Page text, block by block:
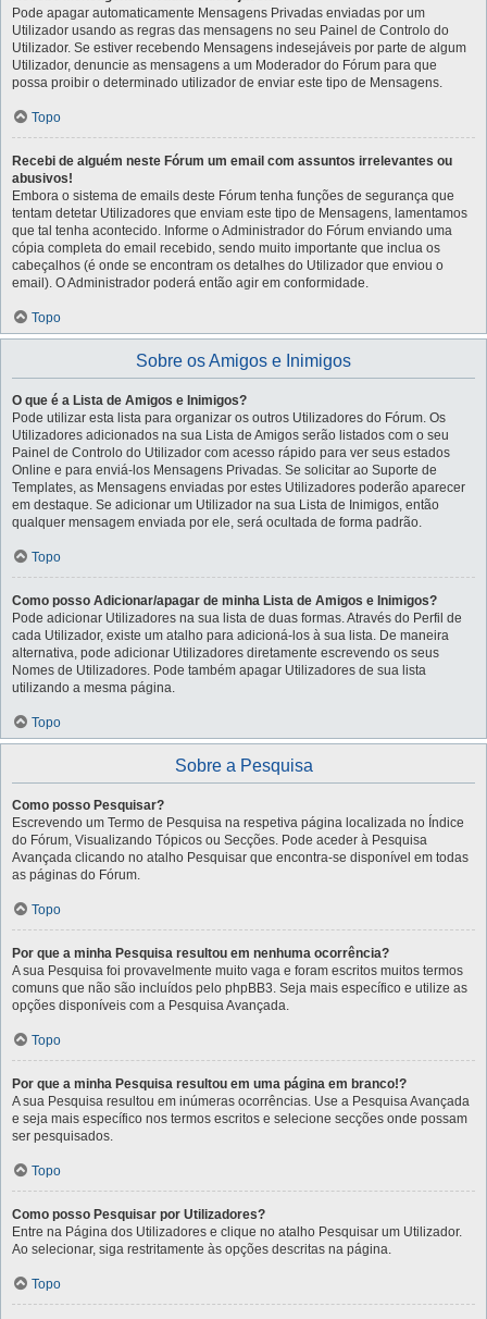
Pode apagar automaticamente Mensagens Privadas enviadas por um
Utilizador usando as regras das mensagens no seu Painel de Controlo do
Utilizador. Se estiver recebendo Mensagens indesejáveis por parte de algum
Utilizador, denuncie as mensagens a um Moderador do Fórum para que
possa proibir o determinado utilizador de enviar este tipo de Mensagens.
Topo
Recebi de alguém neste Fórum um email com assuntos irrelevantes ou
abusivos!
Embora o sistema de emails deste Fórum tenha funções de segurança que
tentam detetar Utilizadores que enviam este tipo de Mensagens, lamentamos
que tal tenha acontecido. Informe o Administrador do Fórum enviando uma
cópia completa do email recebido, sendo muito importante que inclua os
cabeçalhos (é onde se encontram os detalhes do Utilizador que enviou o
email). O Administrador poderá então agir em conformidade.
Topo
Sobre os Amigos e Inimigos
O que é a Lista de Amigos e Inimigos?
Pode utilizar esta lista para organizar os outros Utilizadores do Fórum. Os
Utilizadores adicionados na sua Lista de Amigos serão listados com o seu
Painel de Controlo do Utilizador com acesso rápido para ver seus estados
Online e para enviá-los Mensagens Privadas. Se solicitar ao Suporte de
Templates, as Mensagens enviadas por estes Utilizadores poderão aparecer
em destaque. Se adicionar um Utilizador na sua Lista de Inimigos, então
qualquer mensagem enviada por ele, será ocultada de forma padrão.
Topo
Como posso Adicionar/apagar de minha Lista de Amigos e Inimigos?
Pode adicionar Utilizadores na sua lista de duas formas. Através do Perfil de
cada Utilizador, existe um atalho para adicioná-los à sua lista. De maneira
alternativa, pode adicionar Utilizadores diretamente escrevendo os seus
Nomes de Utilizadores. Pode também apagar Utilizadores de sua lista
utilizando a mesma página.
Topo
Sobre a Pesquisa
Como posso Pesquisar?
Escrevendo um Termo de Pesquisa na respetiva página localizada no Índice
do Fórum, Visualizando Tópicos ou Secções. Pode aceder à Pesquisa
Avançada clicando no atalho Pesquisar que encontra-se disponível em todas
as páginas do Fórum.
Topo
Por que a minha Pesquisa resultou em nenhuma ocorrência?
A sua Pesquisa foi provavelmente muito vaga e foram escritos muitos termos
comuns que não são incluídos pelo phpBB3. Seja mais específico e utilize as
opções disponíveis com a Pesquisa Avançada.
Topo
Por que a minha Pesquisa resultou em uma página em branco!?
A sua Pesquisa resultou em inúmeras ocorrências. Use a Pesquisa Avançada
e seja mais específico nos termos escritos e selecione secções onde possam
ser pesquisados.
Topo
Como posso Pesquisar por Utilizadores?
Entre na Página dos Utilizadores e clique no atalho Pesquisar um Utilizador.
Ao selecionar, siga restritamente às opções descritas na página.
Topo